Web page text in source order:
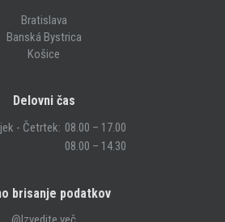
Bratislava
Banská Bystrica
Košice
Delovni čas
- Četrtek: 08.00 – 17.00
08.00 – 14.30
brisanje podatkov